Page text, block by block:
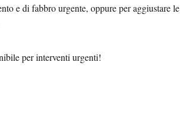
e di fabbro urgente, oppure per aggiustare le
per interventi urgenti!